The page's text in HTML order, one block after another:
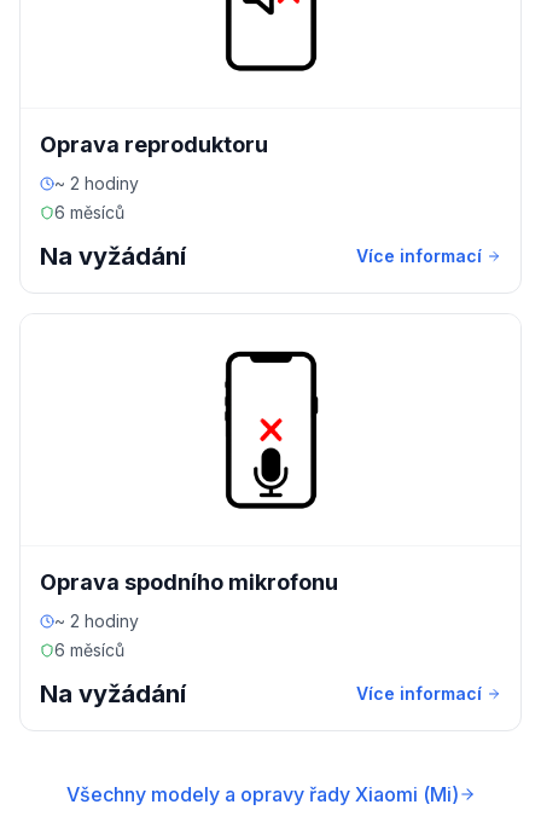
Oprava reproduktoru
~ 2 hodiny
6 měsíců
Na vyžádání Více informací
Oprava spodního mikrofonu
~ 2 hodiny
6 měsíců
Na vyžádání Více informací
Všechny modely a opravy řady Xiaomi (Mi)